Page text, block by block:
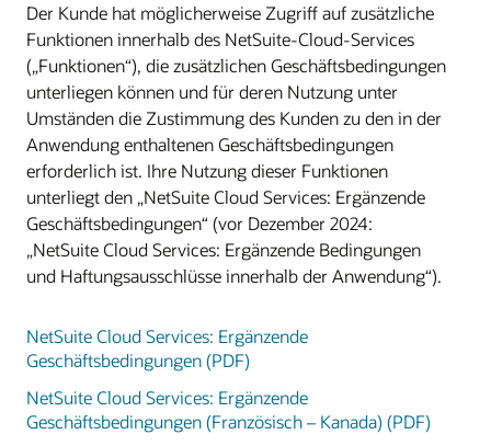
Der Kunde hat möglicherweise Zugriff auf zusätzliche
Funktionen innerhalb des NetSuite-Cloud-Services
(„Funktionen“), die zusätzlichen Geschäftsbedingungen
unterliegen können und für deren Nutzung unter
Umständen die Zustimmung des Kunden zu den in der
Anwendung enthaltenen Geschäftsbedingungen
erforderlich ist. Ihre Nutzung dieser Funktionen
unterliegt den „NetSuite Cloud Services: Ergänzende
Geschäftsbedingungen“ (vor Dezember 2024:
„NetSuite Cloud Services: Ergänzende Bedingungen
und Haftungsausschlüsse innerhalb der Anwendung“).
NetSuite Cloud Services: Ergänzende
Geschäftsbedingungen (PDF)
NetSuite Cloud Services: Ergänzende
Geschäftsbedingungen (Französisch – Kanada) (PDF)